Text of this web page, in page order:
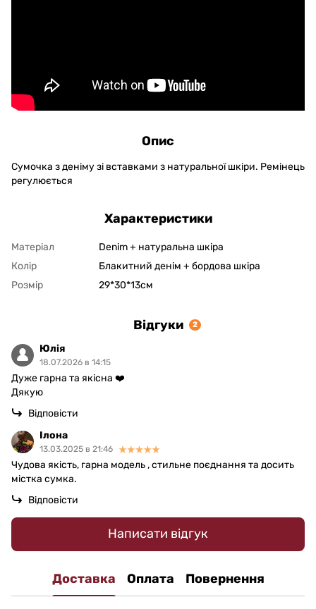
Опис
Сумочка з деніму зі вставками з натуральної шкіри. Ремінець
регулюється
Характеристики
Матеріал
Denim + натуральна шкіра
Колір
Блакитний денім + бордова шкіра
Розмір
29*30*13см
Відгуки 2
Юлія
18.07.2026 в 14:15
Дуже гарна та якісна ❤️
Дякую
Відповісти
Ілона
13.03.2025 в 21:46
Чудова якість, гарна модель , стильне поєднання та досить
містка сумка.
Відповісти
Написати відгук
Доставка Оплата Повернення